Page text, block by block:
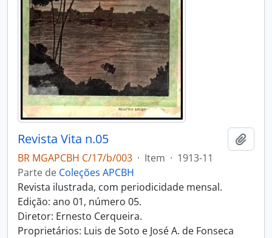
Revista Vita n.05
BR MGAPCBH C/17/b/003 · Item · 1913-11
Parte de Coleções APCBH
Revista ilustrada, com periodicidade mensal.
Edição: ano 01, número 05.
Diretor: Ernesto Cerqueira.
Proprietários: Luis de Soto e José A. de Fonseca